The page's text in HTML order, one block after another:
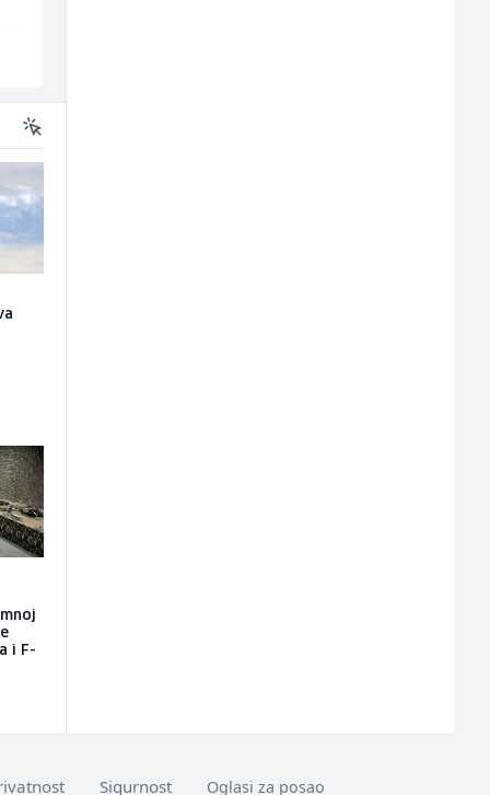
i F-
Sigurnost Oglasi za posao